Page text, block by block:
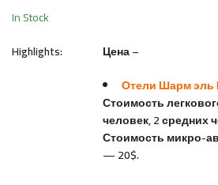
In Stock
Highlights:
Цена –
Отели Шарм эль
Стоимость
человек, 2 средних
Стоимость микро-
— 20$.